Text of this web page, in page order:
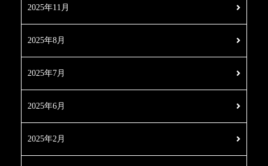
2025年11月
2025年8月
2025年7月
2025年6月
2025年2月